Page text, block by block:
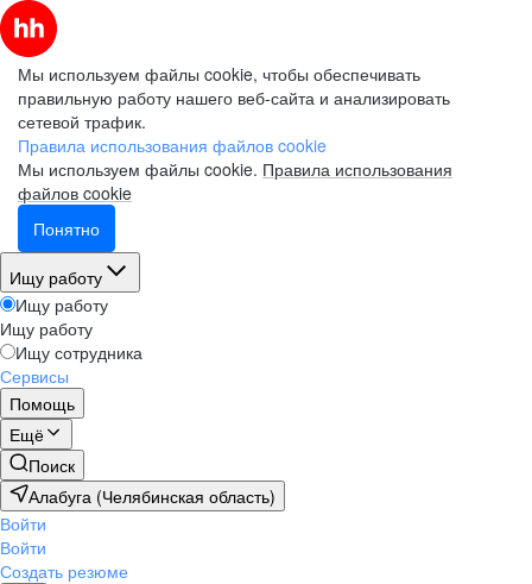
Мы используем файлы cookie, чтобы обеспечивать
правильную работу нашего веб-сайта и анализировать
сетевой трафик.
Правила использования файлов cookie
Мы используем файлы cookie. Правила использования
файлов cookie
Понятно
Ищу работу
Ищу работу
Ищу работу
Ищу сотрудника
Сервисы
Помощь
Ещё
Поиск
Алабуга (Челябинская область)
Войти
Войти
Создать резюме